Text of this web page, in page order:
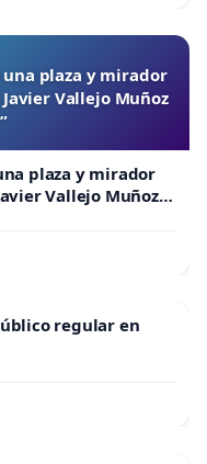
plaza y mirador
Vallejo Muñoz
plaza y mirador
Vallejo Muñoz
regular en